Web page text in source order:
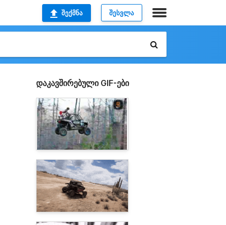
ᲨᲔᲥᲛᲜᲐ ᲨᲔᲡᲕᲚᲐ
დაკავშირებული GIF-ები